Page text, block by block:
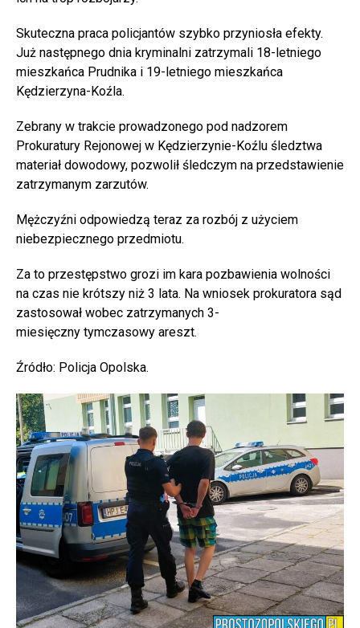
Skuteczna praca policjantów szybko przyniosła efekty.
Już następnego dnia kryminalni zatrzymali 18-letniego
mieszkańca Prudnika i 19-letniego mieszkańca
Kędzierzyna-Koźla.
Zebrany w trakcie prowadzonego pod nadzorem
Prokuratury Rejonowej w Kędzierzynie-Koźlu śledztwa
materiał dowodowy, pozwolił śledczym na przedstawienie
zatrzymanym zarzutów.
Mężczyźni odpowiedzą teraz za rozbój z użyciem
niebezpiecznego przedmiotu.
Za to przestępstwo grozi im kara pozbawienia wolności
na czas nie krótszy niż 3 lata. Na wniosek prokuratora sąd
zastosował wobec zatrzymanych 3-
miesięczny tymczasowy areszt.
Źródło: Policja Opolska.